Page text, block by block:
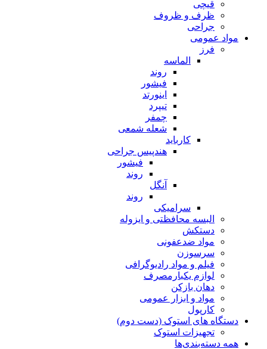
قیچی
ظرف و ظروف
جراحی
مواد عمومی
فرز
الماسه
روند
فیشور
اینورتد
تیپرد
چمفر
شعله شمعی
کارباید
هندپیس جراحی
فیشور
روند
آنگل
روند
سرامیکی
البسه محافظتی و ایزوله
دستکش
مواد ضدعفونی
سرسوزن
فیلم و مواد رادیوگرافی
لوازم یکبارمصرف
دهان بازکن
مواد و ابزار عمومی
کارپول
دستگاه های استوک (دست دوم)
تجهیزات استوک
همه دسته‌بندی‌ها